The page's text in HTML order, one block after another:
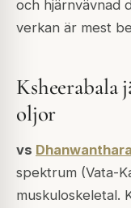
och hjärnvävnad
verkan är mest
Ksheerabala
oljor
vs
spektrum (Vata-
muskuloskeletal.